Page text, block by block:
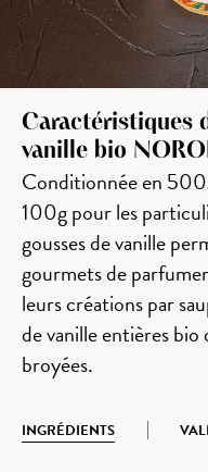
Caractéristiques
vanille bio
Conditionnée en
100g pour les
gousses de vanille
gourmets de
leurs créations par
de vanille entières
broyées.
INGRÉDIENTS